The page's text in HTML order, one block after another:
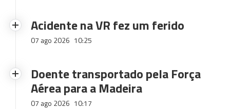
Acidente na VR fez um ferido
07 ago 2026 10:25
Doente transportado pela Força
Aérea para a Madeira
07 ago 2026 10:17